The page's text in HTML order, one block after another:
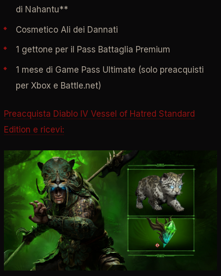
di Nahantu**
Cosmetico Ali dei Dannati
1 gettone per il Pass Battaglia Premium
1 mese di Game Pass Ultimate (solo preacquisti
per Xbox e Battle.net)
Preacquista Diablo IV Vessel of Hatred Standard
Edition e ricevi: